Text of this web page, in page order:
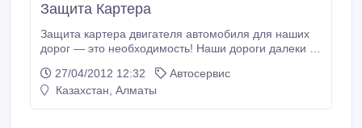
Защита Картера
Защита картера двигателя автомобиля для наших
дорог — это необходимость! Наши дороги далеки от
состояние многих из них оставляет желать лучшего,
в маленьких же городках они находятся в очень
27/04/2012 12:32
Автосервис
Казахстан, Алматы